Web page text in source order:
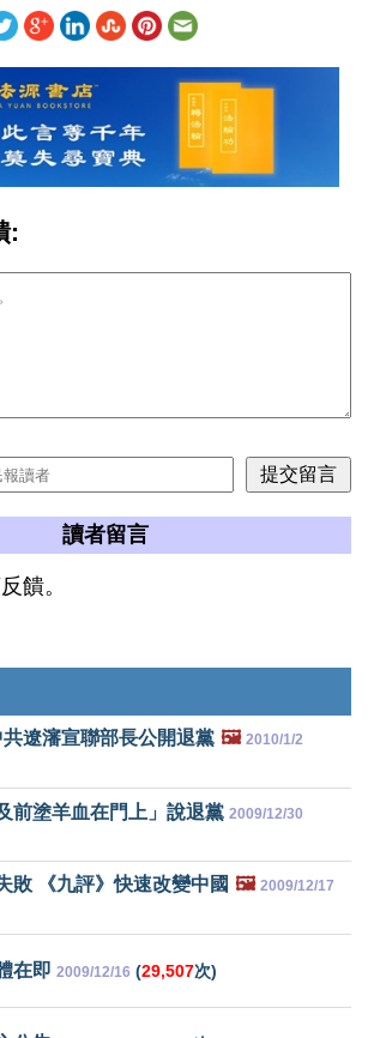
:
讀者留言
饋。
遼瀋宣聯部長公開退黨 🖼️ 2010/1/2
前塗羊血在門上」說退黨 2009/12/30
敗 《九評》快速改變中國 🖼️ 2009/12/17
在即 2009/12/16 (29,507次)